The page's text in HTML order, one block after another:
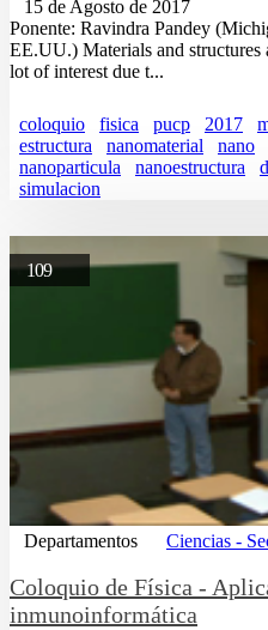
15 de Agosto de 2017
Ponente: Ravindra Pandey
EE.UU.) Materials and structures
lot of interest due t...
coloquio fisica pucp 2017
estructura
nanomaterial nano
nanoparticula
nanoestructura
simulacion
109
Departamentos Ciencias -
Coloquio de Física -
inmunoinformática